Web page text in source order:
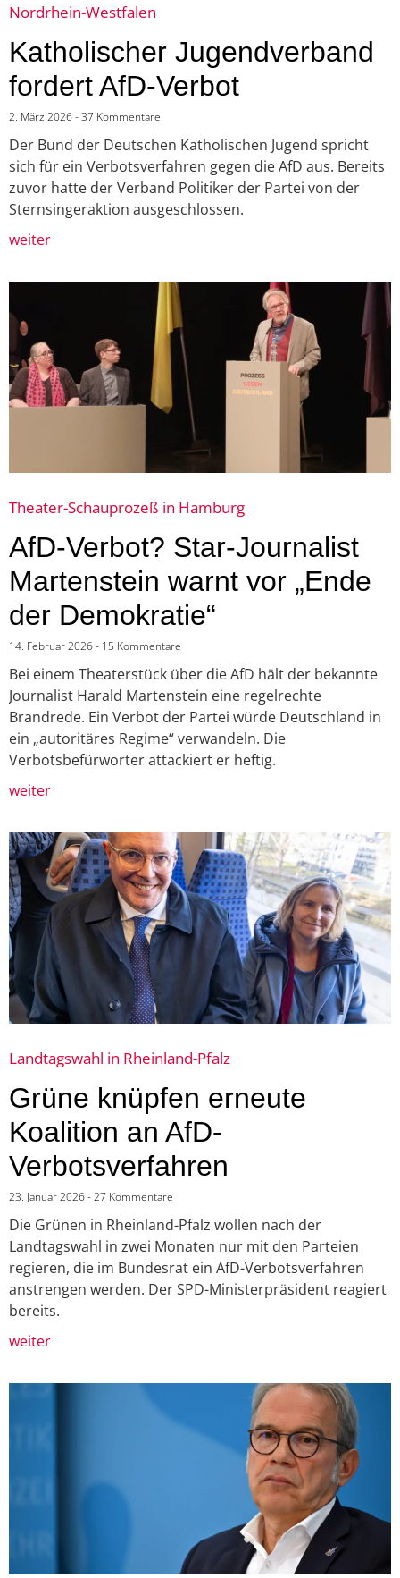
Nordrhein-Westfalen
Katholischer Jugendverband
fordert AfD-Verbot
2. März 2026 37 Kommentare
Der Bund der Deutschen Katholischen Jugend spricht
sich für ein Verbotsverfahren gegen die AfD aus. Bereits
zuvor hatte der Verband Politiker der Partei von der
Sternsingeraktion ausgeschlossen.
weiter
Theater-Schauprozeß in Hamburg
AfD-Verbot? Star-Journalist
Martenstein warnt vor „Ende
der Demokratie“
14. Februar 2026 15 Kommentare
Bei einem Theaterstück über die AfD hält der bekannte
Journalist Harald Martenstein eine regelrechte
Brandrede. Ein Verbot der Partei würde Deutschland in
ein „autoritäres Regime“ verwandeln. Die
Verbotsbefürworter attackiert er heftig.
weiter
Landtagswahl in Rheinland-Pfalz
Grüne knüpfen erneute
Koalition an AfD-
Verbotsverfahren
23. Januar 2026 27 Kommentare
Die Grünen in Rheinland-Pfalz wollen nach der
Landtagswahl in zwei Monaten nur mit den Parteien
regieren, die im Bundesrat ein AfD-Verbotsverfahren
anstrengen werden. Der SPD-Ministerpräsident reagiert
bereits.
weiter